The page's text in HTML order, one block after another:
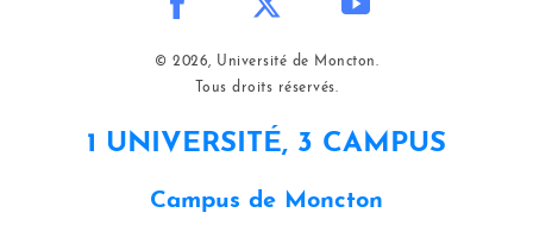
© 2026, Université de Moncton.
Tous droits réservés.
1 UNIVERSITÉ, 3 CAMPUS
Campus de Moncton